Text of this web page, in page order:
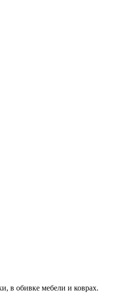
в обивке мебели и коврах.